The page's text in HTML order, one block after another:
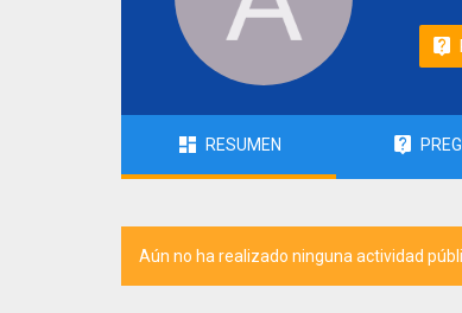
RESUMEN
Aún no ha realizado ninguna actividad